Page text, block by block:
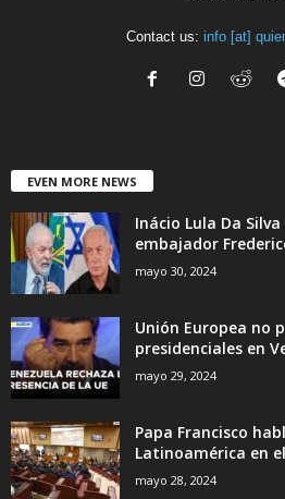
Contact us: info [at]
EVEN MORE NEWS
Inácio Lula Da
embajador
mayo 30, 2024
Unión Europea no
presidenciales en
mayo 29, 2024
Papa Francisco
Latinoamérica en
mayo 28, 2024